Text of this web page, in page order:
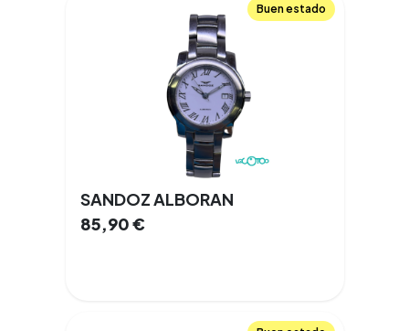
Buen estado
SANDOZ ALBORAN
85,90€